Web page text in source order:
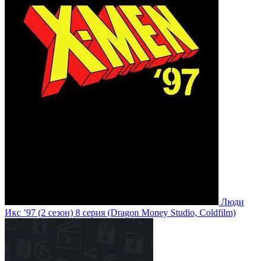
Люди
Икс ’97 (2 сезон) 8 серия (Dragon Money Studio, Coldfilm)